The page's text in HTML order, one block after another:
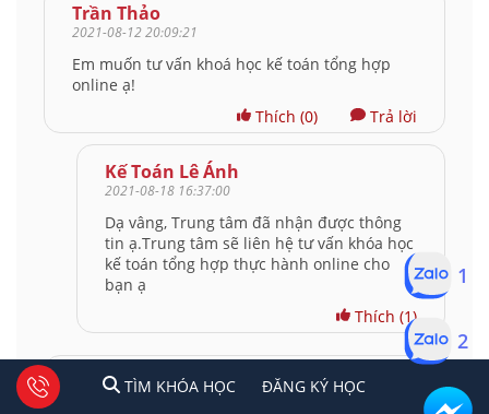
Trần Thảo
2021-08-12 20:09:21
Em muốn tư vấn khoá học kế toán tổng hợp
online ạ!
Thích (0) Trả lời
Kế Toán Lê Ánh
2021-08-18 16:37:00
Dạ vâng, Trung tâm đã nhận được thông
tin ạ.Trung tâm sẽ liên hệ tư vấn khóa học
kế toán tổng hợp thực hành online cho
bạn ạ
Thích (1)
Trần Thị Dung
TÌM KHÓA HỌC ĐĂNG KÍ HỌC
1 2 Tư vấn facebook
TÌM KHÓA HỌC ĐĂNG KÝ HỌC
1
2